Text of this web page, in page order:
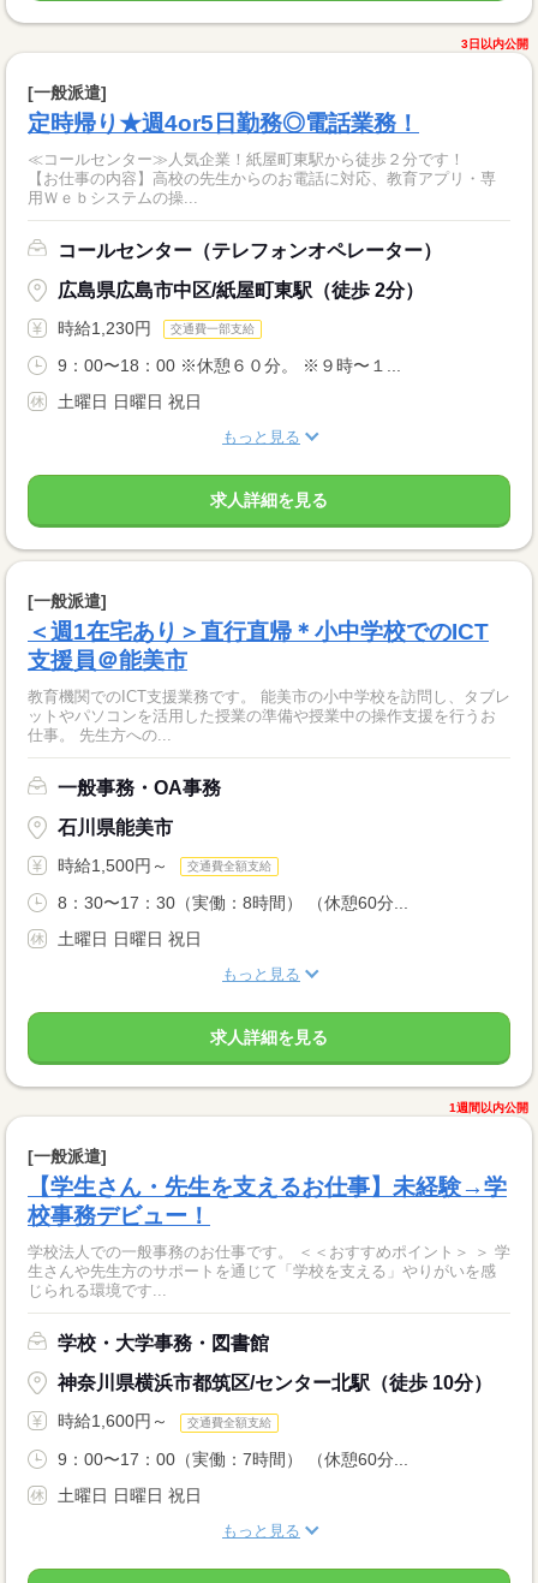
3日以内公開
[一般派遣]
定時帰り★週4or5日勤務◎電話業務！
≪コールセンター≫人気企業！紙屋町東駅から徒歩２分です！
【お仕事の内容】高校の先生からのお電話に対応、教育アプリ・専
用Ｗｅｂシステムの操...
コールセンター（テレフォンオペレーター）
広島県広島市中区/紙屋町東駅（徒歩 2分）
時給1,230円 交通費一部支給
9：00〜18：00 ※休憩６０分。 ※９時〜１...
土曜日 日曜日 祝日
もっと見る
求人詳細を見る
[一般派遣]
＜週1在宅あり＞直行直帰＊小中学校でのICT
支援員＠能美市
教育機関でのICT支援業務です。 能美市の小中学校を訪問し、タブレ
ットやパソコンを活用した授業の準備や授業中の操作支援を行うお
仕事。 先生方への...
一般事務・OA事務
石川県能美市
時給1,500円～ 交通費全額支給
8：30〜17：30（実働：8時間） （休憩60分...
土曜日 日曜日 祝日
もっと見る
求人詳細を見る
1週間以内公開
[一般派遣]
【学生さん・先生を支えるお仕事】未経験→学
校事務デビュー！
学校法人での一般事務のお仕事です。 ＜＜おすすめポイント＞ ＞ 学
生さんや先生方のサポートを通じて「学校を支える」やりがいを感
じられる環境です...
学校・大学事務・図書館
神奈川県横浜市都筑区/センター北駅（徒歩 10分）
時給1,600円～ 交通費全額支給
9：00〜17：00（実働：7時間） （休憩60分...
土曜日 日曜日 祝日
もっと見る